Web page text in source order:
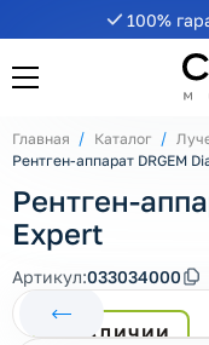
100%
Главная Каталог
Рентген-аппарат DRGEM
В НАЛИЧИИ
Рентген-
Expert
Артикул:033034000